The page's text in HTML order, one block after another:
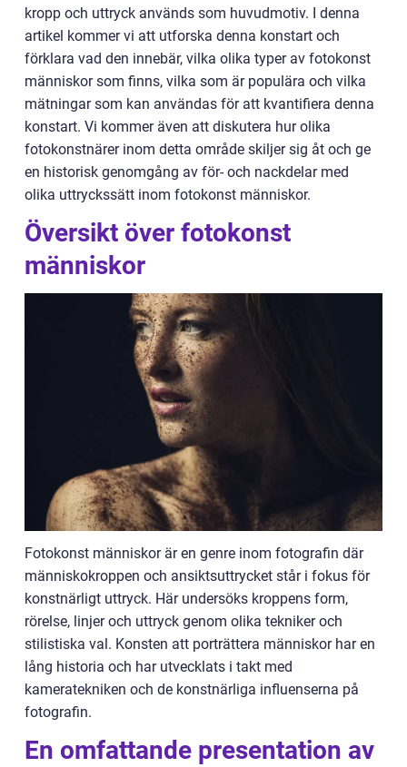
kropp och uttryck används som huvudmotiv. I denna
artikel kommer vi att utforska denna konstart och
förklara vad den innebär, vilka olika typer av fotokonst
människor som finns, vilka som är populära och vilka
mätningar som kan användas för att kvantifiera denna
konstart. Vi kommer även att diskutera hur olika
fotokonstnärer inom detta område skiljer sig åt och ge
en historisk genomgång av för- och nackdelar med
olika uttryckssätt inom fotokonst människor.
Översikt över fotokonst
människor
Fotokonst människor är en genre inom fotografin där
människokroppen och ansiktsuttrycket står i fokus för
konstnärligt uttryck. Här undersöks kroppens form,
rörelse, linjer och uttryck genom olika tekniker och
stilistiska val. Konsten att porträttera människor har en
lång historia och har utvecklats i takt med
kameratekniken och de konstnärliga influenserna på
fotografin.
En omfattande presentation av